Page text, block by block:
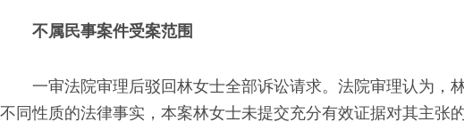
不属民事案件受案范围
一审法院审理后驳回林女士全部诉讼请求。法院审理认为，
不同性质的法律事实，本案林女士未提交充分有效证据对其主